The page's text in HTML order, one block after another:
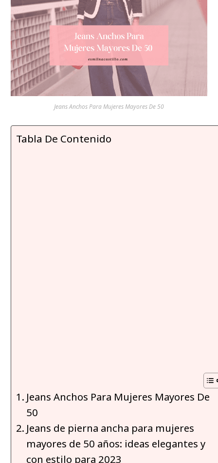
Jeans Anchos Para Mujeres Mayores De 50
Tabla De Contenido
Jeans Anchos Para Mujeres Mayores De
50
Jeans de pierna ancha para mujeres
mayores de 50 años: ideas elegantes y
con estilo para 2023